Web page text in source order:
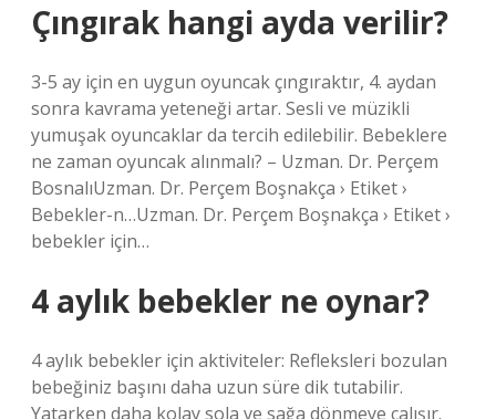
Çıngırak hangi ayda verilir?
3-5 ay için en uygun oyuncak çıngıraktır, 4. aydan
sonra kavrama yeteneği artar. Sesli ve müzikli
yumuşak oyuncaklar da tercih edilebilir. Bebeklere
ne zaman oyuncak alınmalı? – Uzman. Dr. Perçem
BosnalıUzman. Dr. Perçem Boşnakça › Etiket ›
Bebekler-n…Uzman. Dr. Perçem Boşnakça › Etiket ›
bebekler için…
4 aylık bebekler ne oynar?
4 aylık bebekler için aktiviteler: Refleksleri bozulan
bebeğiniz başını daha uzun süre dik tutabilir.
Yatarken daha kolay sola ve sağa dönmeye çalışır.